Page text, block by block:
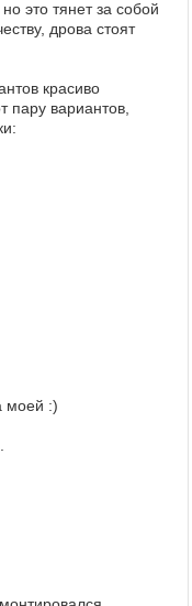
это тянет за собой
дрова стоят
красиво
пару вариантов,
моей :)